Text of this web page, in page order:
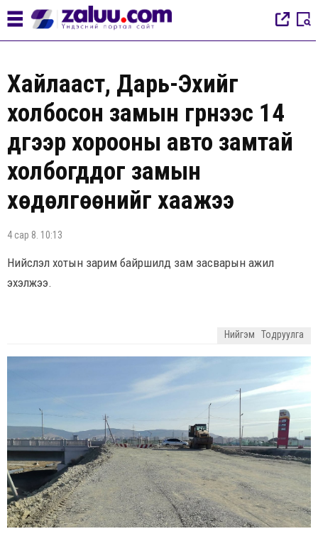
Хайлааст, Дарь-Эхийг
холбосон замын гүүрнээс 14
дүгээр хорооны авто замтай
холбогддог замын
хөдөлгөөнийг хаажээ
4 сар 8. 10:13
Нийслэл хотын зарим байршилд зам засварын ажил
эхэлжээ.
Нийгэм Тодруулга